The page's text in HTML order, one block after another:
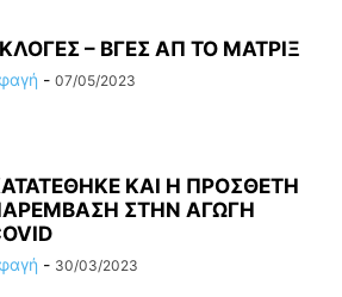
– ΒΓΕΣ ΑΠ ΤΟ ΜΑΤΡΙΞ
- 07/05/2023
ΚΑΙ Η ΠΡΟΣΘΕΤΗ
ΣΤΗΝ ΑΓΩΓΗ
- 30/03/2023